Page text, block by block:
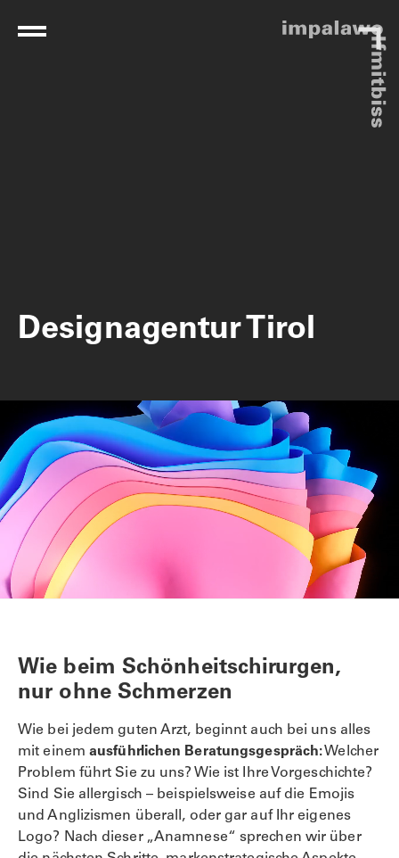
Designagentur Tirol
Wie beim Schönheitschirurgen,
nur ohne Schmerzen
Wie bei jedem guten Arzt, beginnt auch bei uns alles
mit einem ausführlichen Beratungsgespräch:Welcher
Problem führt Sie zu uns? Wie ist Ihre Vorgeschichte?
Sind Sie allergisch – beispielsweise auf die Emojis
und Anglizismen überall, oder gar auf Ihr eigenes
Logo? Nach dieser „Anamnese“ sprechen wir über